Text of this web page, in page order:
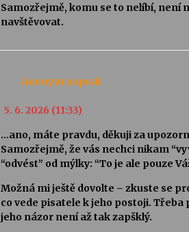
Samozřejmě, komu se to nelíbí, není
navštěvovat.
Anonym napsal:
5. 6. 2026 (11:33)
…ano, máte pravdu, děkuji za
Samozřejmě, že vás nechci nikam
“odvést” od mýlky: “To je ale pouze
Možná mi ještě dovolte – zkuste se
co vede pisatele k jeho postoji.
jeho názor není až tak zapšklý.